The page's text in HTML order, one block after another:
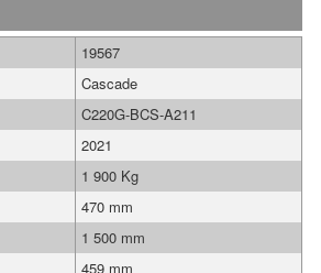
19567
Cascade
C220G-BCS-A211
2021
1 900 Kg
470 mm
1 500 mm
459 mm